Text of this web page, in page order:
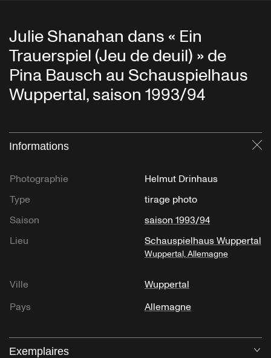
Julie Shanahan dans « Ein
Trauerspiel (Jeu de deuil) » de
Pina Bausch au Schauspielhaus
Wuppertal, saison 1993/94
Informations
Photographie
Helmut Drinhaus
Type
tirage photo
Saison
saison 1993/94
Lieu
Schauspielhaus Wuppertal
Wuppertal, Allemagne
Ville
Wuppertal
Pays
Allemagne
Exemplaires